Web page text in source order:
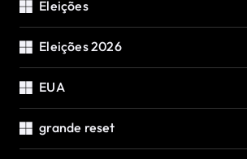
Eleições
Eleições 2026
EUA
grande reset